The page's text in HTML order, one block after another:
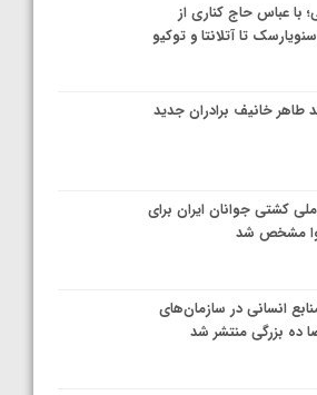
با عباس حاج کناری از
تا آتلانتا و توکیو
طاهر خانیف برادران جدید
کشتی جوانان ایران برای
مشخص شد
انسانی در سازمان‌های
ده بزرگی منتشر شد